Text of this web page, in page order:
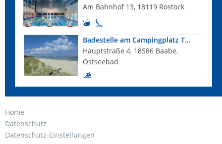
Am Bahnhof 13, 18119 Rostock
Badestelle am Campingplatz T...
Hauptstraße 4, 18586 Baabe,
Ostseebad
Home
Datenschutz
Datenschutz-Einstellungen